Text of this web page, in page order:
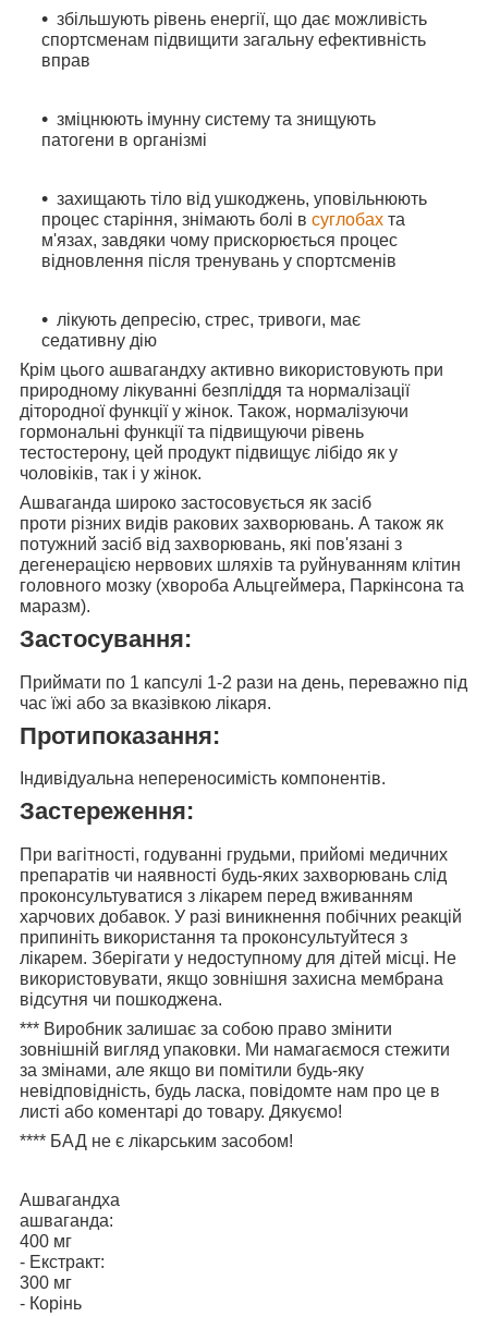
збільшують рівень енергії, що дає можливість
спортсменам підвищити загальну ефективність
вправ
зміцнюють імунну систему та знищують
патогени в організмі
захищають тіло від ушкоджень, уповільнюють
процес старіння, знімають болі в суглобах та
м'язах, завдяки чому прискорюється процес
відновлення після тренувань у спортсменів
лікують депресію, стрес, тривоги, має
седативну дію
Крім цього ашвагандху активно використовують при
природному лікуванні безпліддя та нормалізації
дітородної функції у жінок. Також, нормалізуючи
гормональні функції та підвищуючи рівень
тестостерону, цей продукт підвищує лібідо як у
чоловіків, так і у жінок.
Ашваганда широко застосовується як засіб
проти різних видів ракових захворювань. А також як
потужний засіб від захворювань, які пов'язані з
дегенерацією нервових шляхів та руйнуванням клітин
головного мозку (хвороба Альцгеймера, Паркінсона та
маразм).
Застосування:
Приймати по 1 капсулі 1-2 рази на день, переважно під
час їжі або за вказівкою лікаря.
Протипоказання:
Індивідуальна непереносимість компонентів.
Застереження:
При вагітності, годуванні грудьми, прийомі медичних
препаратів чи наявності будь-яких захворювань слід
проконсультуватися з лікарем перед вживанням
харчових добавок. У разі виникнення побічних реакцій
припиніть використання та проконсультуйтеся з
лікарем. Зберігати у недоступному для дітей місці. Не
використовувати, якщо зовнішня захисна мембрана
відсутня чи пошкоджена.
*** Виробник залишає за собою право змінити
зовнішній вигляд упаковки. Ми намагаємося стежити
за змінами, але якщо ви помітили будь-яку
невідповідність, будь ласка, повідомте нам про це в
листі або коментарі до товару. Дякуємо!
**** БАД не є лікарським засобом!
Ашвагандха
ашваганда:
400 мг
- Екстракт:
300 мг
- Корінь